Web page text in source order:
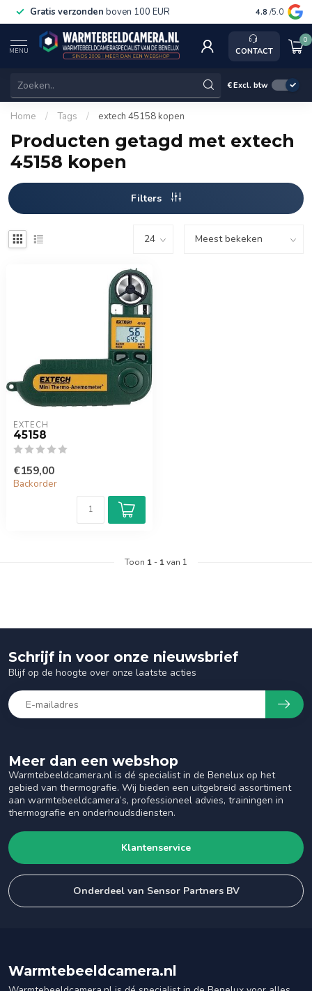
Gratis verzonden boven 100 EUR Service,
4.8 /5.0
MENU CONTACT
0
€Excl. btw
Home / Tags / extech 45158 kopen
Producten getagd met extech
45158 kopen
Filters
EXTECH
45158
€159,00
Backorder
Toon 1 - 1van 1
Meer dan een webshop
Warmtebeeldcamera.nl is dé specialist in de Benelux op het
gebied van thermografie. Wij bieden een uitgebreid assortiment
aan warmtebeeldcamera’s, professioneel advies, trainingen in
thermografie en onderhoudsdiensten.
Klantenservice
Onderdeel van Sensor Partners BV
Schrijf in voor onze nieuwsbrief
Blijf op de hoogte over onze laatste acties
Warmtebeeldcamera.nl